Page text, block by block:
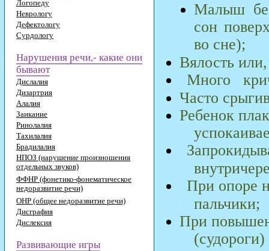
Логопеду
Неврологу
Дефектологу
Сурдологу
Нарушения речи,- какие они
бывают
Дислалия
Дизартрия
Алалия
Заикание
Ринолалия
Тахилалия
Брадилалия
НПОЗ (нарушение произношения
отдельных звуков)
ФФНР (фонетико-фонематическое
недоразвитие речи)
ОНР (общее недоразвитие речи)
Дисграфия
Дислексия
Развивающие игры
Малыш
сон
во сне);
Вялость
Много
Часто
Ребенок
При опоре
пальчики;
При
(судороги)